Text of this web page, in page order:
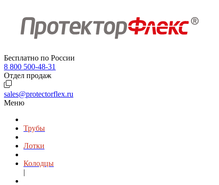
Бесплатно по России
8 800 500-48-31
Отдел продаж
sales@protectorflex.ru
Меню
Трубы
Лотки
Колодцы
|